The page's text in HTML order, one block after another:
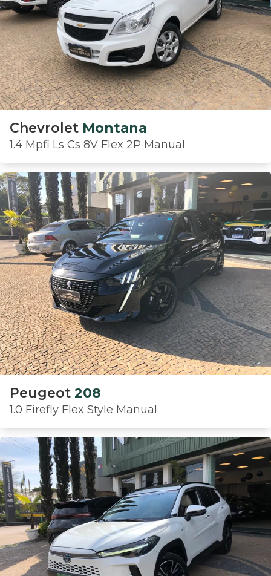
Chevrolet Montana
1.4 Mpfi Ls Cs 8V Flex 2P Manual
Peugeot 208
1.0 Firefly Flex Style Manual